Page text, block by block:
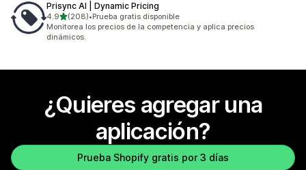
Prisync AI | Dynamic Pricing
4.9de 5 estrellas
(208)
208 reseñas en total
•Prueba gratis disponible
Monitorea los precios de la competencia y aplica precios
dinámicos.
¿Quieres agregar una
aplicación?
Prueba Shopify gratis por 3 días